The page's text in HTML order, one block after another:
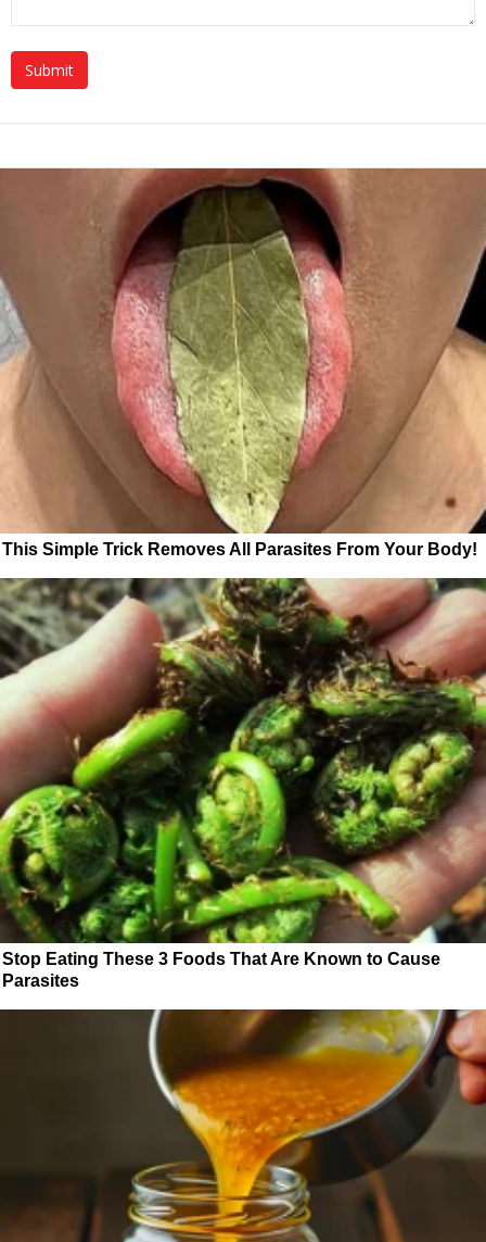
This Simple Trick Removes All Parasites From Your Body!
Stop Eating These 3 Foods That Are Known to Cause
Parasites